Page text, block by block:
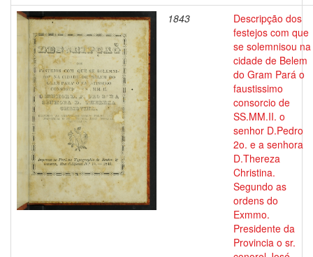
1843
Descripção dos
festejos com que
se solemnisou na
cidade de Belem
do Gram Pará o
faustissimo
consorcio de
SS.MM.II. o
senhor D.Pedro
2o. e a senhora
D.Thereza
Christina.
Segundo as
ordens do
Exmmo.
Presidente da
Provincia o sr.